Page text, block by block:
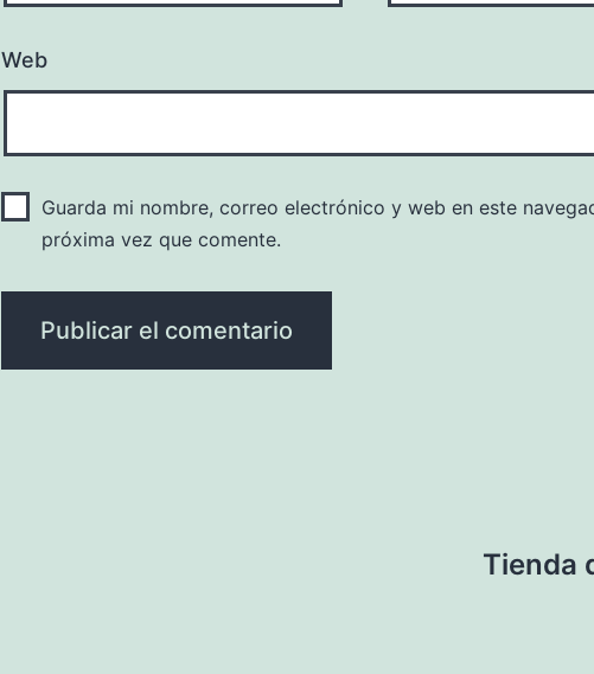
Web
Guarda mi nombre, correo electrónico y web en este
próxima vez que comente.
Tienda